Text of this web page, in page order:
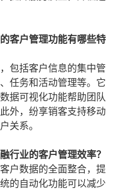
客户管理功能有哪些特
包括客户信息的集中管
任务和活动管理等。它
据可视化功能帮助团队
外，纷享销客支持移动
关系。
行业的客户管理效率？
户数据的全面整合，提
的自动化功能可以减少